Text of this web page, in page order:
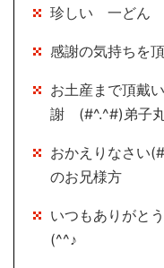
珍しい 一どん
感謝の気持ちを
お土産まで頂戴
謝 (#^.^#)弟子
おかえりなさい
のお兄様方
いつもありがと
(^^♪